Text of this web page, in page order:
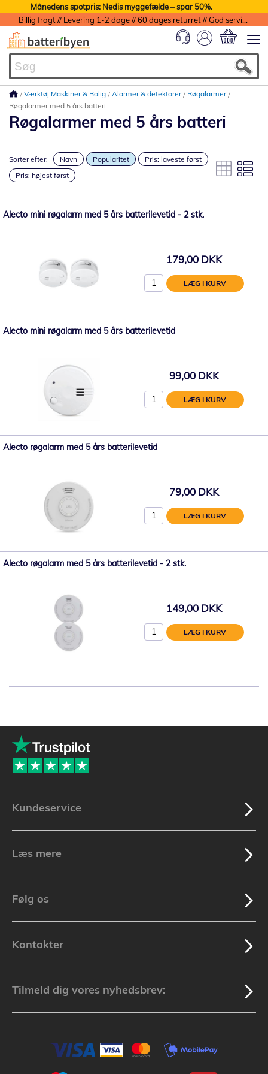
Månedens spotpris: Nedis myggefælde – spar 50%.
Billig fragt // Levering 1-2 dage // 60 dages returret // God service med garanti
Værktøj Maskiner & Bolig Alarmer & detektorer
Røgalarmer
Røgalarmer med 5 års batteri
Røgalarmer med 5 års batteri
Sorter efter: Navn Popularitet
Pris: laveste først
Pris: højest først
Alecto mini røgalarm med 5 års batterilevetid - 2 stk.
179,00 DKK
LÆG I KURV
Alecto mini røgalarm med 5 års batterilevetid
99,00 DKK
LÆG I KURV
Alecto røgalarm med 5 års batterilevetid
79,00 DKK
LÆG I KURV
Alecto røgalarm med 5 års batterilevetid - 2 stk.
149,00 DKK
LÆG I KURV
Kundeservice
Læs mere
Følg os
Kontakter
Tilmeld dig vores nyhedsbrev: